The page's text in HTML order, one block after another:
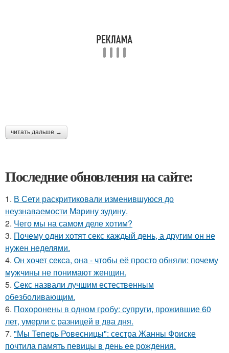
читать дальше →
Последние обновления на сайте:
1. В Сети раскритиковали изменившуюся до
неузнаваемости Марину зудину.
2. Чего мы на самом деле хотим?
3. Почему одни хотят секс каждый день, а другим он не
нужен неделями.
4. Он хочет секса, она - чтобы её просто обняли: почему
мужчины не понимают женщин.
5. Секс назвали лучшим естественным
обезболивающим.
6. Похоронены в одном гробу: супруги, прожившие 60
лет, умерли с разницей в два дня.
7. "Мы Теперь Ровесницы": сестра Жанны Фриске
почтила память певицы в день ее рождения.